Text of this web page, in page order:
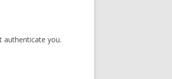
authenticate you.